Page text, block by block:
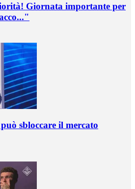
Giornata importante per
sbloccare il mercato